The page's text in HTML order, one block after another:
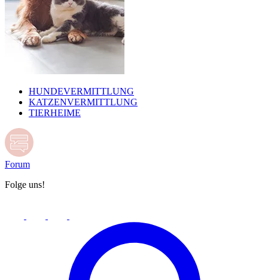
HUNDEVERMITTLUNG
KATZENVERMITTLUNG
TIERHEIME
Forum
Folge uns!